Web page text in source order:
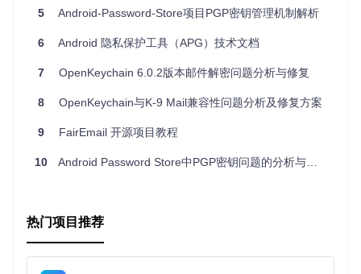
兼容性强：支持现有加密协议，与常用工具平滑对接。
足不同用户的需要。
因），但提供了源码公开和F-Droid等信赖渠道，确保透明
道路上的一次重要跃进。对于那些在移动设备上寻求高级加密
论是专业开发者还是热衷于终端操作的爱好者，加入OkcAgen
5 Android-Password-Store项目PGP密钥管理机制解析
6 Android 隐私保护工具（APG）技术文档
7 OpenKeychain 6.0.2版本邮件解密问题分析与修复
8 OpenKeychain与K-9 Mail兼容性问题分析及修复方案
9 FairEmail 开源项目教程
10 Android Password Store中PGP密钥问题的分析与解决方案
热门项目推荐